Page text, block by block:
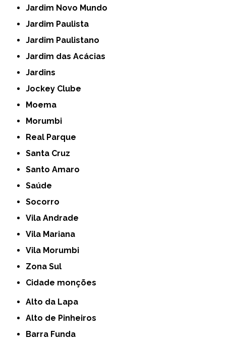
Jardim Novo Mundo
Jardim Paulista
Jardim Paulistano
Jardim das Acácias
Jardins
Jockey Clube
Moema
Morumbi
Real Parque
Santa Cruz
Santo Amaro
Saúde
Socorro
Vila Andrade
Vila Mariana
Vila Morumbi
Zona Sul
cidade monções
Alto da Lapa
Alto de Pinheiros
Barra Funda